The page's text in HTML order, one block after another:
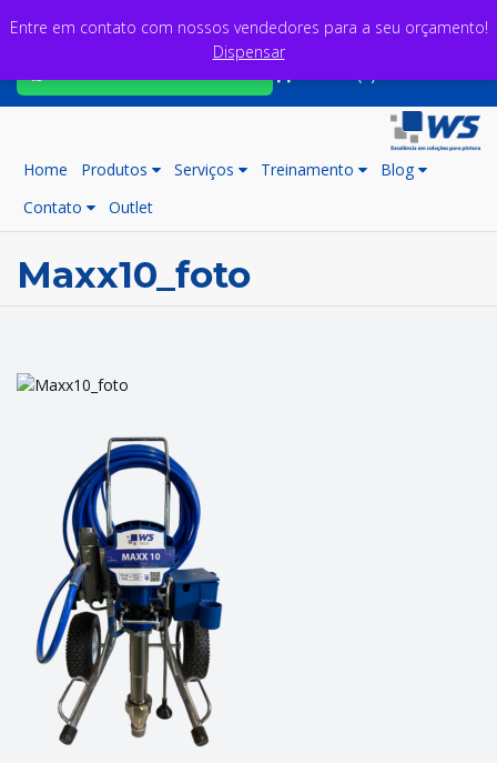
Home Produtos Serviços Treinamento
Blog
Contato
Outlet
Maxx10_foto
Entre em contato com nossos vendedores para a seu orçamento!
Dispensar